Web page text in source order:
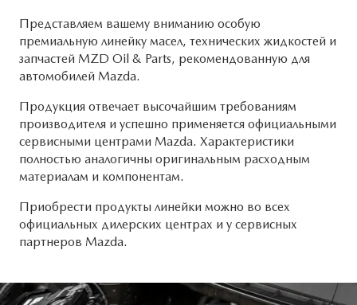
ПРЕДЛОЖЕНИЯ ПО СЕРВИСУ
Представляем вашему вниманию особую
премиальную линейку масел, технических жидкостей и
запчастей MZD Oil & Parts, рекомендованную для
автомобилей Mazda.
Продукция отвечает высочайшим требованиям
производителя и успешно применяется официальными
сервисными центрами Mazda. Характеристики
полностью аналогичны оригинальным расходным
материалам и компонентам.
Приобрести продукты линейки можно во всех
официальных дилерских центрах и у сервисных
партнеров Mazda.